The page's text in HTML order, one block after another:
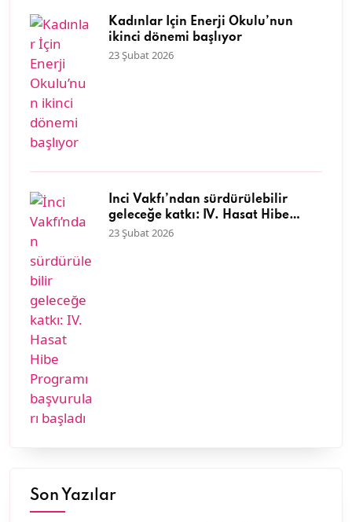
Kadınlar İçin Enerji Okulu’nun
ikinci dönemi başlıyor
23 Şubat 2026
İnci Vakfı’ndan sürdürülebilir
geleceğe katkı: IV. Hasat Hibe
Programı başvuruları başladı
23 Şubat 2026
Son Yazılar